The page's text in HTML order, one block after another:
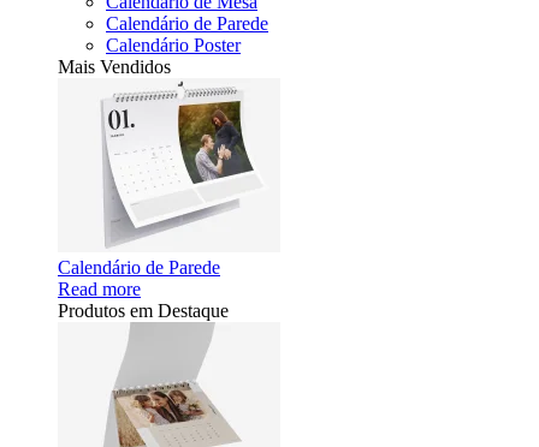
Calendário de Parede
Calendário Poster
Mais Vendidos
Calendário de Parede
Read more
Produtos em Destaque